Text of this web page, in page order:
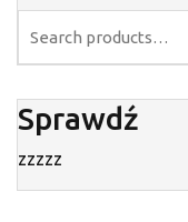
Sprawdź
zzzzz